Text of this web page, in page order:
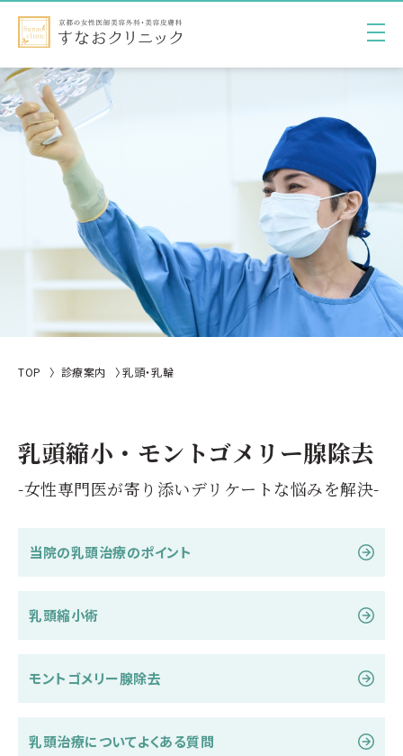
TOP 診療案内 乳頭・乳輪
乳頭縮小・モントゴメリー腺除去
-女性専門医が寄り添いデリケートな悩みを解決-
当院の乳頭治療のポイント
乳頭縮小術
モントゴメリー腺除去
乳頭治療についてよくある質問